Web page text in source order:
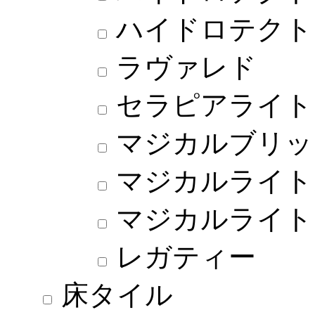
ハイドロテク
ラヴァレド
セラピアライ
マジカルブリ
マジカルライ
マジカルライ
レガティー
床タイル